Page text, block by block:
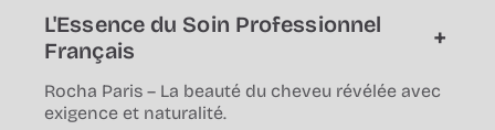
L'Essence du Soin Professionnel
Français
Rocha Paris – La beauté du cheveu révélée avec
exigence et naturalité.